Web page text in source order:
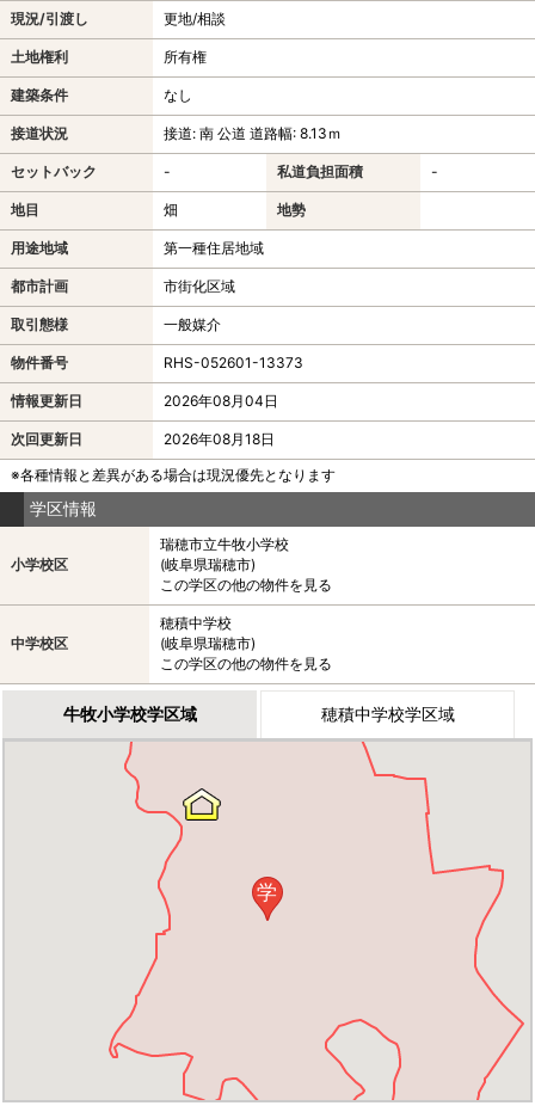
現況/引渡し 更地/相談
土地権利 所有権
建築条件 なし
接道状況 接道: 南 公道 道路幅: 8.13ｍ
セットバック - 私道負担面積 -
地目 畑 地勢
用途地域 第一種住居地域
都市計画 市街化区域
取引態様 一般媒介
物件番号 RHS-052601-13373
情報更新日 2026年08月04日
次回更新日
2026年08月18日
※各種情報と差異がある場合は現況優先となります
学区情報
小学校区
瑞穂市立牛牧小学校
(岐阜県瑞穂市)
この学区の他の物件を見る
中学校区
穂積中学校
(岐阜県瑞穂市)
この学区の他の物件を見る
牛牧小学校学区域 穂積中学校学区域
学